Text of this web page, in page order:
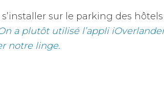
s’installer sur le parking des
a plutôt utilisé l’appli
notre linge.